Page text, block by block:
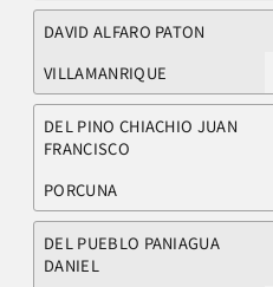
DAVID ALFARO PATON
VILLAMANRIQUE
DEL PINO CHIACHIO JUAN
FRANCISCO
PORCUNA
DEL PUEBLO PANIAGUA
DANIEL